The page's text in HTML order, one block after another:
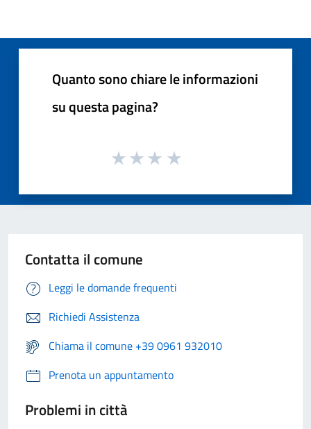
Quanto sono chiare le informazioni
su questa pagina?
Contatta il comune
Leggi le domande frequenti
Richiedi Assistenza
Chiama il comune +39 0961 932010
Prenota un appuntamento
Problemi in città